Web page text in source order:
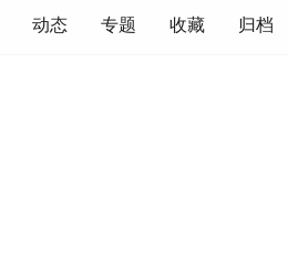
动态 专题 收藏 归档